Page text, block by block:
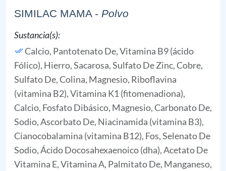
SIMILAC MAMA - Polvo
Sustancia(s):
Calcio, Pantotenato De,Vitamina B9 (ácido
Fólico), Hierro,Sacarosa,Sulfato De Zinc,Cobre,
Sulfato De,Colina, Magnesio, Riboflavina
(vitamina B2),Vitamina K1 (fitomenadiona),
Calcio, Fosfato Dibásico, Magnesio, Carbonato De,
Sodio, Ascorbato De, Niacinamida (vitamina B3),
Cianocobalamina (vitamina B12), Fos,Selenato De
Sodio,Ácido Docosahexaenoico (dha),Acetato De
Vitamina E,Vitamina A, Palmitato De, Manganeso,